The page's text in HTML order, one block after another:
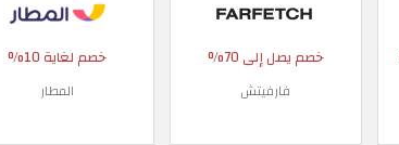
خصم يصل إلى 70%
فارفيتش
خصم لغاية 10%
المطار